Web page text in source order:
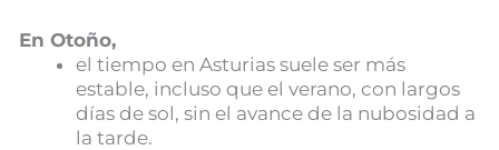
En Otoño,
el tiempo en Asturias suele ser más
estable, incluso que el verano, con largos
días de sol, sin el avance de la nubosidad a
la tarde.